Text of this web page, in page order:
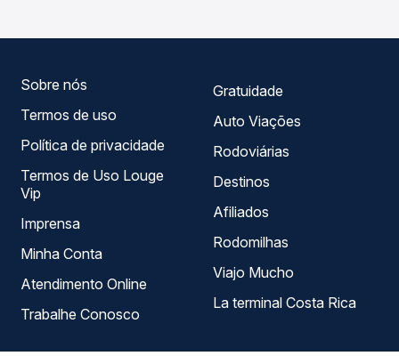
Sobre nós
Termos de uso
Política de privacidade
Termos de Uso Louge
Vip
Imprensa
Minha Conta
Atendimento Online
Trabalhe Conosco
Gratuidade
Auto Viações
Rodoviárias
Destinos
Afiliados
Rodomilhas
Viajo Mucho
La terminal Costa Rica